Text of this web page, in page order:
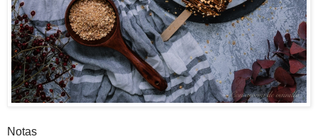
Notas